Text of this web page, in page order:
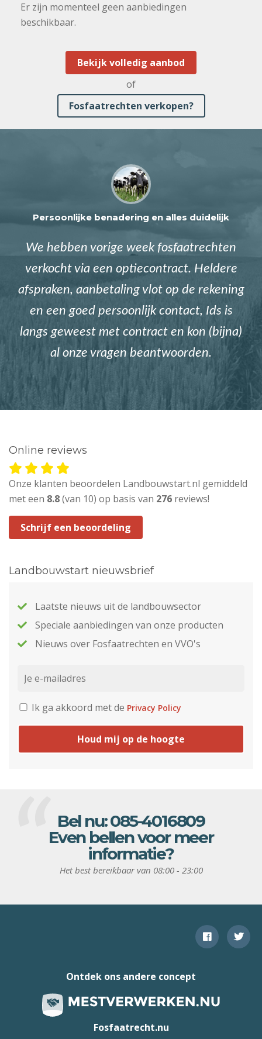
Er zijn momenteel geen aanbiedingen
beschikbaar.
Bekijk volledig aanbod
of
Fosfaatrechten verkopen?
Persoonlijke benadering en alles duidelijk
We hebben vorige week fosfaatrechten
verkocht via een optiecontract. Heldere
afspraken, aanbetaling vlot op de rekening
en een goed persoonlijk contact, Ids is
langs geweest met contract en kon (bijna)
al onze vragen beantwoorden.
Online reviews
Onze klanten beoordelen Landbouwstart.nl gemiddeld
met een 8.8(van 10) op basis van 276 reviews!
Schrijf een beoordeling
Landbouwstart nieuwsbrief
Laatste nieuws uit de landbouwsector
Speciale aanbiedingen van onze producten
Nieuws over Fosfaatrechten en VVO's
Ik ga akkoord met de Privacy Policy
Houd mij op de hoogte
Bel nu:085-4016809
Even bellen voor meer
informatie?
Het best bereikbaar van 08:00 - 23:00
Fosfaatrecht.nu
Ontdek ons andere concept